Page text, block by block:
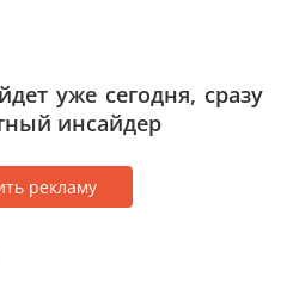
уже сегодня, сразу
инсайдер
рекламу